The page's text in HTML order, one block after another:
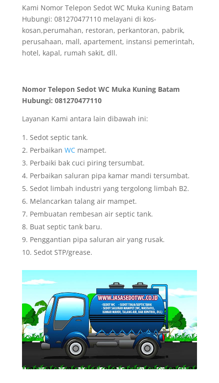
Kami Nomor Telepon Sedot WC Muka Kuning Batam
Hubungi: 081270477110 melayani di kos-
kosan,perumahan, restoran, perkantoran, pabrik,
perusahaan, mall, apartement, instansi pemerintah,
hotel, kapal, rumah sakit, dll.
Nomor Telepon Sedot WC Muka Kuning Batam
Hubungi: 081270477110
Layanan Kami antara lain dibawah ini:
Sedot septic tank.
Perbaikan WCmampet.
Perbaiki bak cuci piring tersumbat.
Perbaikan saluran pipa kamar mandi tersumbat.
Sedot limbah industri yang tergolong limbah B2.
Melancarkan talang air mampet.
Pembuatan rembesan air septic tank.
Buat septic tank baru.
Penggantian pipa saluran air yang rusak.
Sedot STP/grease.